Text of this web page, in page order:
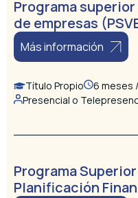
Programa
de empresas
Más información
Título Propio
6 meses
Presencial o
Programa
Planificación